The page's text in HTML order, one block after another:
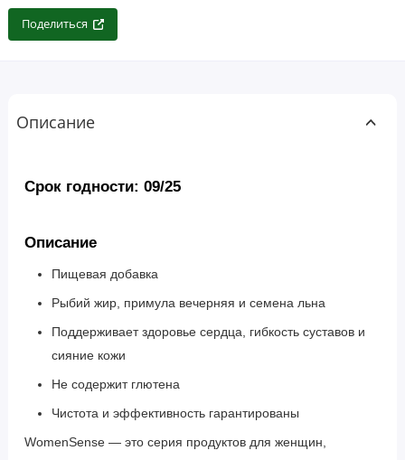
Поделиться
Описание
Срок годности: 09/25
Описание
Пищевая добавка
Рыбий жир, примула вечерняя и семена льна
Поддерживает здоровье сердца, гибкость суставов и
сияние кожи
Не содержит глютена
Чистота и эффективность гарантированы
WomenSense — это серия продуктов для женщин,